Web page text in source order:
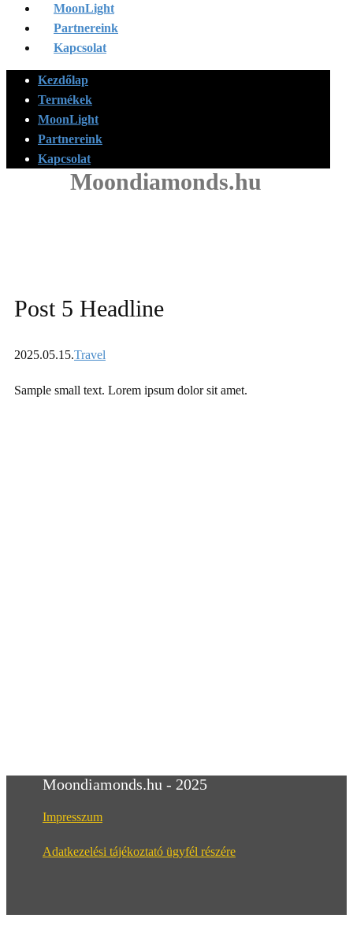
MoonLight
Partnereink
Kapcsolat
Kezdőlap
Termékek
MoonLight
Partnereink
Kapcsolat
Moondiamonds.hu
Post 5 Headline
2025.05.15.Travel
Sample small text. Lorem ipsum dolor sit amet.
Moondiamonds.hu - 2025
Impresszum
Adatkezelési tájékoztató ügyfél részére